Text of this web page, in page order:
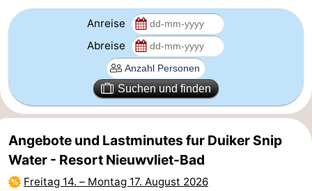
Anreise
Abreise
Suchen und finden
Angebote und Lastminutes fur Duiker Snip
Water - Resort Nieuwvliet-Bad
Freitag 14. – Montag 17. August 2026